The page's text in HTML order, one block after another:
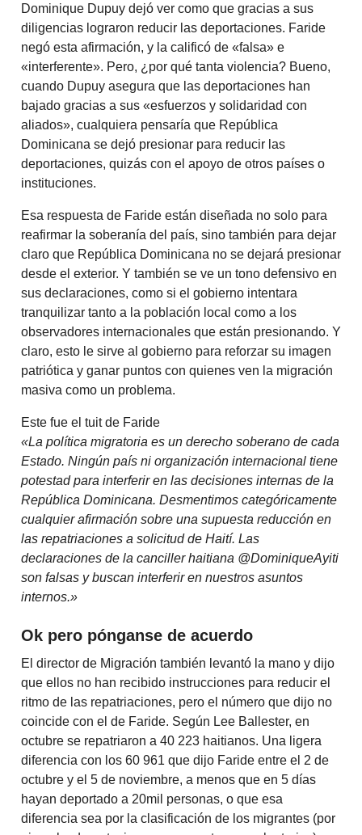
Dominique Dupuy dejó ver como que gracias a sus
diligencias lograron reducir las deportaciones. Faride
negó esta afirmación, y la calificó de «falsa» e
«interferente». Pero, ¿por qué tanta violencia? Bueno,
cuando Dupuy asegura que las deportaciones han
bajado gracias a sus «esfuerzos y solidaridad con
aliados», cualquiera pensaría que República
Dominicana se dejó presionar para reducir las
deportaciones, quizás con el apoyo de otros países o
instituciones.
Esa respuesta de Faride están diseñada no solo para
reafirmar la soberanía del país, sino también para dejar
claro que República Dominicana no se dejará presionar
desde el exterior. Y también se ve un tono defensivo en
sus declaraciones, como si el gobierno intentara
tranquilizar tanto a la población local como a los
observadores internacionales que están presionando. Y
claro, esto le sirve al gobierno para reforzar su imagen
patriótica y ganar puntos con quienes ven la migración
masiva como un problema.
Este fue el tuit de Faride
«La política migratoria es un derecho soberano de cada
Estado. Ningún país ni organización internacional tiene
potestad para interferir en las decisiones internas de la
República Dominicana. Desmentimos categóricamente
cualquier afirmación sobre una supuesta reducción en
las repatriaciones a solicitud de Haití. Las
declaraciones de la canciller haitiana @DominiqueAyiti
son falsas y buscan interferir en nuestros asuntos
internos.»
Ok pero pónganse de acuerdo
El director de Migración también levantó la mano y dijo
que ellos no han recibido instrucciones para reducir el
ritmo de las repatriaciones, pero el número que dijo no
coincide con el de Faride. Según Lee Ballester, en
octubre se repatriaron a 40 223 haitianos. Una ligera
diferencia con los 60 961 que dijo Faride entre el 2 de
octubre y el 5 de noviembre, a menos que en 5 días
hayan deportado a 20mil personas, o que esa
diferencia sea por la clasificación de los migrantes (por